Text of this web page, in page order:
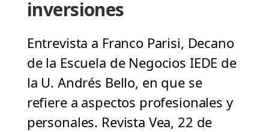
inversiones
Entrevista a Franco Parisi, Decano
de la Escuela de Negocios IEDE de
la U. Andrés Bello, en que se
refiere a aspectos profesionales y
personales. Revista Vea, 22 de